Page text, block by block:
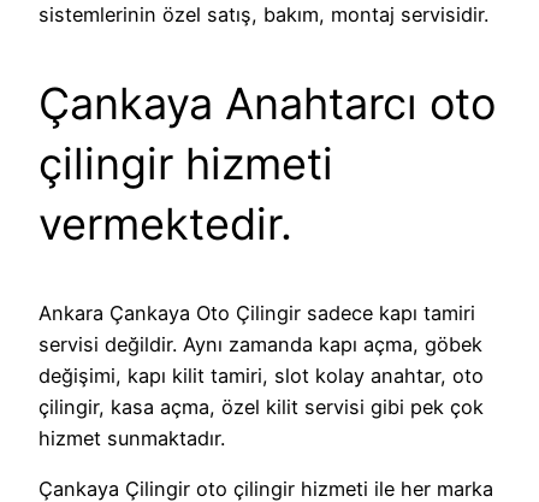
sistemlerinin özel satış, bakım, montaj servisidir.
Çankaya Anahtarcı oto
çilingir hizmeti
vermektedir.
Ankara Çankaya Oto Çilingir sadece kapı tamiri
servisi değildir. Aynı zamanda kapı açma, göbek
değişimi, kapı kilit tamiri, slot kolay anahtar, oto
çilingir, kasa açma, özel kilit servisi gibi pek çok
hizmet sunmaktadır.
Çankaya Çilingir oto çilingir hizmeti ile her marka